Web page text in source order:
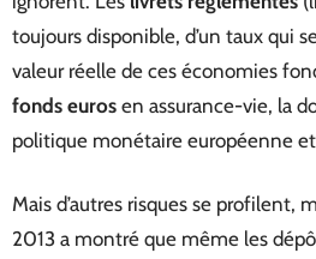
toujours disponible, d’un taux qui
valeur réelle de ces économies
fonds euros en assurance-vie, la
politique monétaire européenne
Mais d’autres risques se profilent,
2013 a montré que même les